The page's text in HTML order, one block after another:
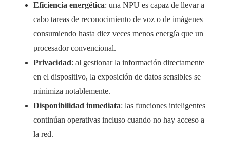
Eficiencia energética: una NPU es capaz de llevar a
cabo tareas de reconocimiento de voz o de imágenes
consumiendo hasta diez veces menos energía que un
procesador convencional.
Privacidad: al gestionar la información directamente
en el dispositivo, la exposición de datos sensibles se
minimiza notablemente.
Disponibilidad inmediata: las funciones inteligentes
continúan operativas incluso cuando no hay acceso a
la red.